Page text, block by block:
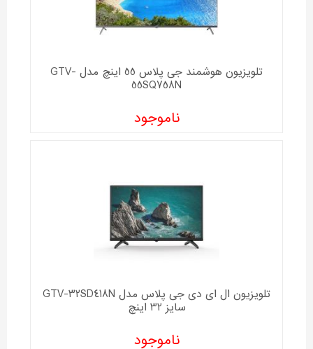
تلویزیون هوشمند جی پلاس 55 اینچ مدل GTV-
55SQ758N
ناموجود
تلویزیون ال ای دی جی پلاس مدل GTV-32SD418N
سایز 32 اینچ
ناموجود